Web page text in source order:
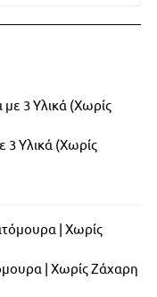
Υλικά (Χωρίς
| Χωρίς Ζάχαρη